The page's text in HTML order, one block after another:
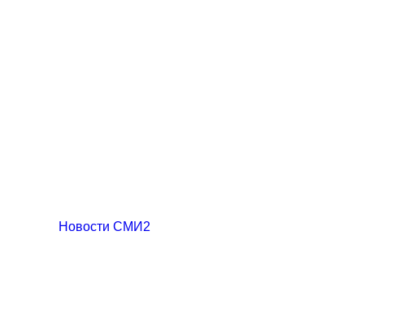
Новости СМИ2